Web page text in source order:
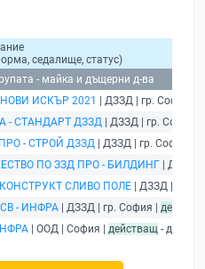
седалище, статус)
- майка и дъщерни д-ва
ИСКЪР 2021 | ДЗЗД | гр. София |
- СТАНДАРТ ДЗЗД | ДЗЗД | гр. София |
- СТРОЙ ДЗЗД | ДЗЗД | гр. София |
ПО ЗЗД ПРО - БИЛДИНГ | ДЗЗД
СЛИВО ПОЛЕ | ДЗЗД | гр.
- ИНФРА | ДЗЗД | гр. София |
| ООД | София | действащ -